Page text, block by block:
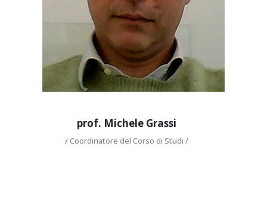
prof. Michele Grassi
/ Coordinatore del Corso di Studi /
michele.grassi@unina.it